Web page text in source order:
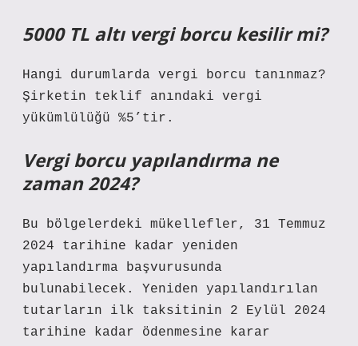
5000 TL altı vergi borcu kesilir mi?
Hangi durumlarda vergi borcu tanınmaz?
Şirketin teklif anındaki vergi
yükümlülüğü %5’tir.
Vergi borcu yapılandırma ne
zaman 2024?
Bu bölgelerdeki mükellefler, 31 Temmuz
2024 tarihine kadar yeniden
yapılandırma başvurusunda
bulunabilecek. Yeniden yapılandırılan
tutarların ilk taksitinin 2 Eylül 2024
tarihine kadar ödenmesine karar